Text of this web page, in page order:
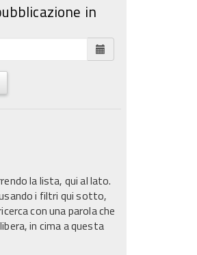
in
la lista, qui al lato.
i filtri qui sotto,
con una parola che
in cima a questa